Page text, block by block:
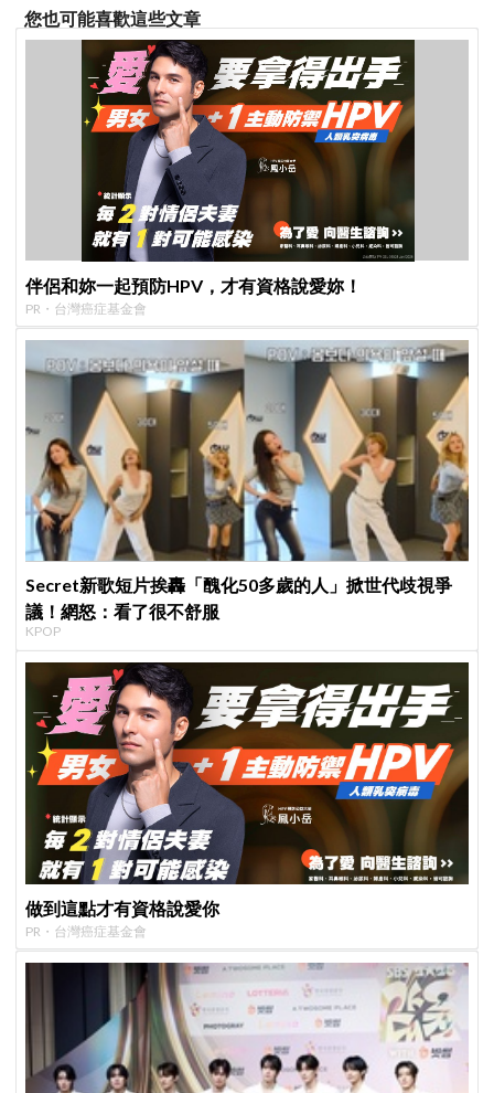
您也可能喜歡這些文章
伴侶和妳一起預防HPV，才有資格說愛妳！
PR・台灣癌症基金會
Secret新歌短片挨轟「醜化50多歲的人」掀世代歧視爭
議！網怒：看了很不舒服
KPOP
做到這點才有資格說愛你
PR・台灣癌症基金會